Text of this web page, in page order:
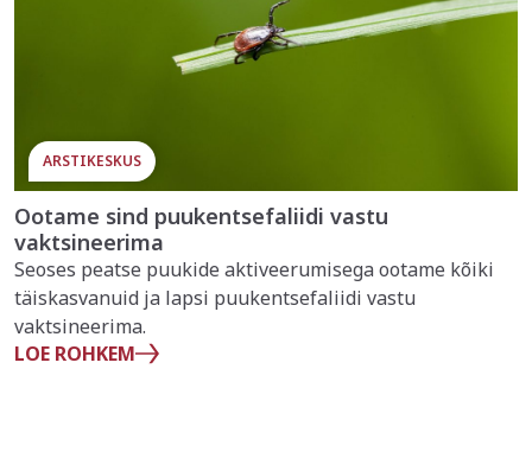
ARSTIKESKUS
Ootame sind puukentsefaliidi vastu
vaktsineerima
Seoses peatse puukide aktiveerumisega ootame kõiki
täiskasvanuid ja lapsi puukentsefaliidi vastu
vaktsineerima.
LOE ROHKEM